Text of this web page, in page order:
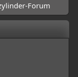
Forum